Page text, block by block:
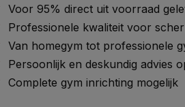
Voor 95% direct uit voorraad
Professionele kwaliteit voor
Van homegym tot professionele
Persoonlijk en deskundig advies
Complete gym inrichting mogelijk